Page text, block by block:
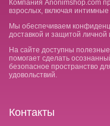
Компания Anonimshop.com
взрослых, включая интимные
Мы обеспечиваем
доставкой и защитой
На сайте доступны
помогает сделать
безопасное пространство
удовольствий.
Контакты